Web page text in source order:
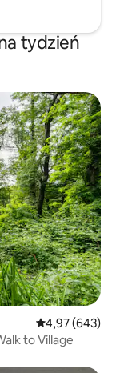
tydzień
Średnia
4,97 (643)
to Village